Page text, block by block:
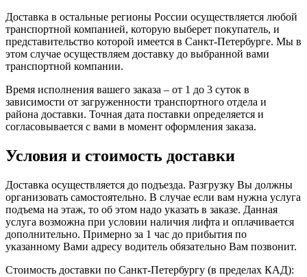
Доставка в остальные регионы России осуществляется любой
транспортной компанией, которую выберет покупатель, и
представительство которой имеется в Санкт-Петербурге. Мы в
этом случае осуществляем доставку до выбранной вами
транспортной компании.
Время исполнения вашего заказа – от 1 до 3 суток в
зависимости от загруженности транспортного отдела и
района доставки. Точная дата поставки определяется и
согласовывается с вами в момент оформления заказа.
Условия и стоимость доставки
Доставка осуществляется до подъезда. Разгрузку Вы должны
организовать самостоятельно. В случае если вам нужна услуга
подъема на этаж, то об этом надо указать в заказе. Данная
услуга возможна при условии наличия лифта и оплачивается
дополнительно. Примерно за 1 час до прибытия по
указанному Вами адресу водитель обязательно Вам позвонит.
Стоимость доставки по Санкт-Петербургу (в пределах КАД):